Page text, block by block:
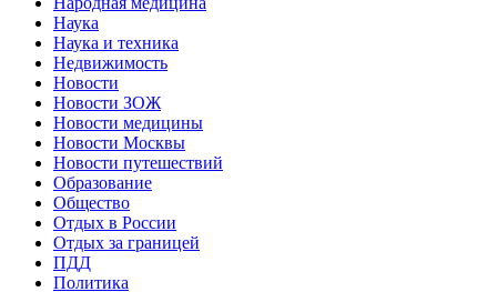
Наука
Наука и техника
Недвижимость
Новости
Новости ЗОЖ
Новости медицины
Новости Москвы
Новости путешествий
Образование
Общество
Отдых в России
Отдых за границей
ПДД
Политика